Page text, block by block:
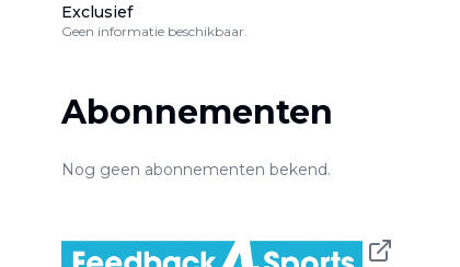
Exclusief
Geen informatie beschikbaar.
Abonnementen
Nog geen abonnementen bekend.